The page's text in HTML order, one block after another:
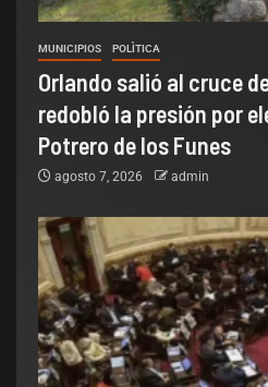
MUNICIPIOS POLÌTICA
Orlando salió al cruce
redobló la presión por
Potrero de los Funes
agosto 7, 2026 admin